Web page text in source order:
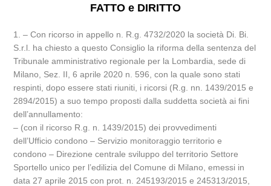
FATTO e DIRITTO
1. – Con ricorso in appello n. R.g. 4732/2020 la società Di. Bi.
S.r.l. ha chiesto a questo Consiglio la riforma della sentenza del
Tribunale amministrativo regionale per la Lombardia, sede di
Milano, Sez. II, 6 aprile 2020 n. 596, con la quale sono stati
respinti, dopo essere stati riuniti, i ricorsi (R.g. nn. 1439/2015 e
2894/2015) a suo tempo proposti dalla suddetta società ai fini
dell’annullamento:
– (con il ricorso R.g. n. 1439/2015) dei provvedimenti
dell’Ufficio condono – Servizio monitoraggio territorio e
condono – Direzione centrale sviluppo del territorio Settore
Sportello unico per l’edilizia del Comune di Milano, emessi in
data 27 aprile 2015 con prot. n. 245193/2015 e 245313/2015,